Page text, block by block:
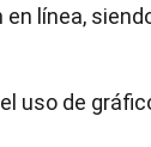
línea,
uso de